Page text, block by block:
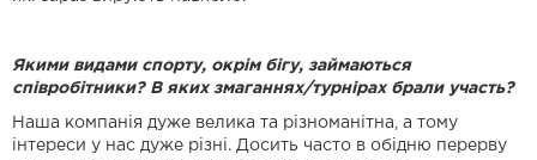
Якими видами спорту, окрім бігу, займаються
співробітники? В якихзмаганнях/турнірах брали участь?
Наша компанія дуже велика та різноманітна, а тому
інтереси у нас дуже різні. Досить часто в обідню перерву